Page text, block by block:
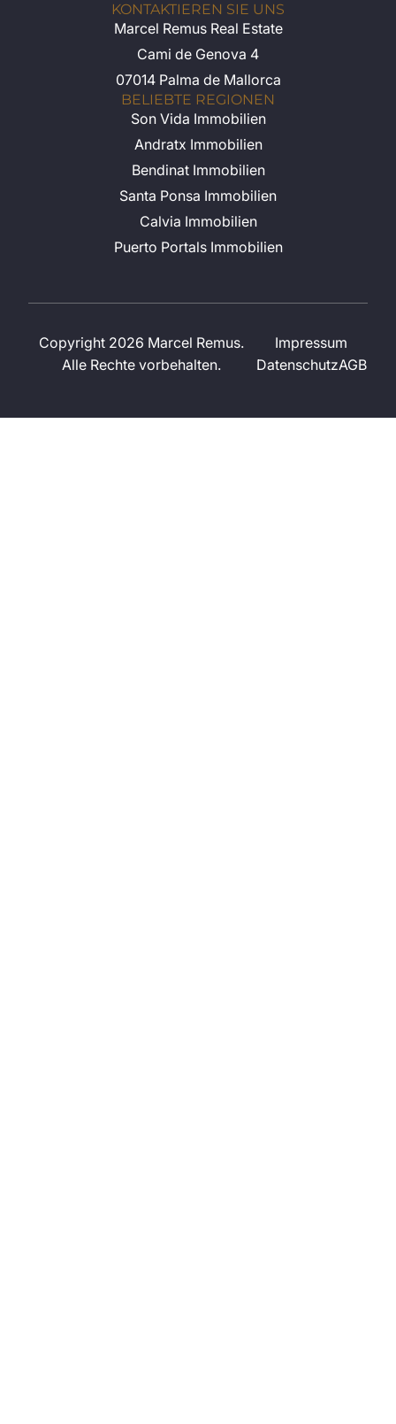
KONTAKTIEREN SIE UNS
Marcel Remus Real Estate
Cami de Genova 4
07014 Palma de Mallorca
BELIEBTE REGIONEN
Son Vida Immobilien
Andratx Immobilien
Bendinat Immobilien
Santa Ponsa Immobilien
Calvia Immobilien
Puerto Portals Immobilien
Copyright 2026 Marcel Remus.
Alle Rechte vorbehalten.
Impressum
DatenschutzAGB